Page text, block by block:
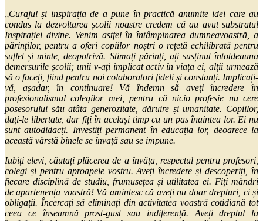
„Curajul și inspirația de a pune în practică anumite idei care au
condus la dezvoltarea școlii noastre credem că au avut substratul
Inspirației divine. Venim astfel în întâmpinarea dumneavoastră, a
părinților, pentru a oferi copiilor noștri o rețetă echilibrată pentru
suflet și minte, deopotrivă. Stimați părinți, ați susținut întotdeauna
demersurile școlii; unii v-ați implicat activ în viața ei, alții urmează
să o faceți, fiind pentru noi colaboratori fideli și constanți. Implicați-
vă, așadar, în continuare! Vă îndemn să aveți încredere în
profesionalismul colegilor mei, pentru că nicio profesie nu cere
posesorului său atâta generozitate, dăruire și umanitate. Copiilor,
dați-le libertate, dar fiți în același timp cu un pas înaintea lor. Ei nu
sunt autodidacți. Investiți permanent în educația lor, deoarece la
această vârstă binele se învață sau se impune.
Iubiți elevi, căutați plăcerea de a învăța, respectul pentru profesori,
colegi și pentru aproapele vostru. Aveți încredere și descoperiți, în
fiecare disciplină de studiu, frumusețea și utilitatea ei. Fiți mândri
de apartenența voastră! Vă amintesc că aveți nu doar drepturi, ci și
obligații. Încercați să eliminați din activitatea voastră cotidiană tot
ceea ce înseamnă prost-gust sau indiferență. Aveți dreptul la